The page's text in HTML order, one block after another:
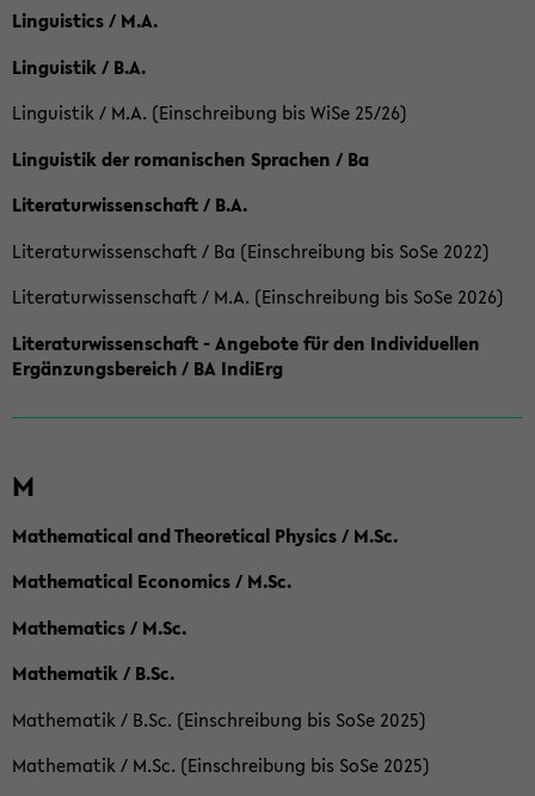
Linguistics / M.A.
Linguistik / B.A.
Linguistik / M.A. (Einschreibung bis WiSe 25/26)
Linguistik der romanischen Sprachen / Ba
Literaturwissenschaft / B.A.
Literaturwissenschaft / Ba (Einschreibung bis SoSe 2022)
Literaturwissenschaft / M.A. (Einschreibung bis SoSe 2026)
Literaturwissenschaft - Angebote für den Individuellen
Ergänzungsbereich / BA IndiErg
M
Mathematical and Theoretical Physics / M.Sc.
Mathematical Economics / M.Sc.
Mathematics / M.Sc.
Mathematik / B.Sc.
Mathematik / B.Sc. (Einschreibung bis SoSe 2025)
Mathematik / M.Sc. (Einschreibung bis SoSe 2025)